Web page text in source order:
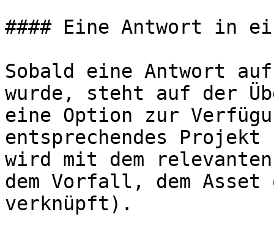
#### Eine Antwort in
Sobald eine Antwort
wurde, steht auf der
eine Option zur
entsprechendes Projekt
wird mit dem
dem Vorfall, dem Asset
verknüpft).